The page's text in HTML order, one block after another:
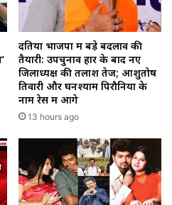
दतिया भाजपा में बड़े बदलाव की
तैयारी: उपचुनाव हार के बाद नए
जिलाध्यक्ष की तलाश तेज; आशुतोष
तिवारी और घनश्याम पिरौनिया के
नाम रेस में आगे
13 hours ago